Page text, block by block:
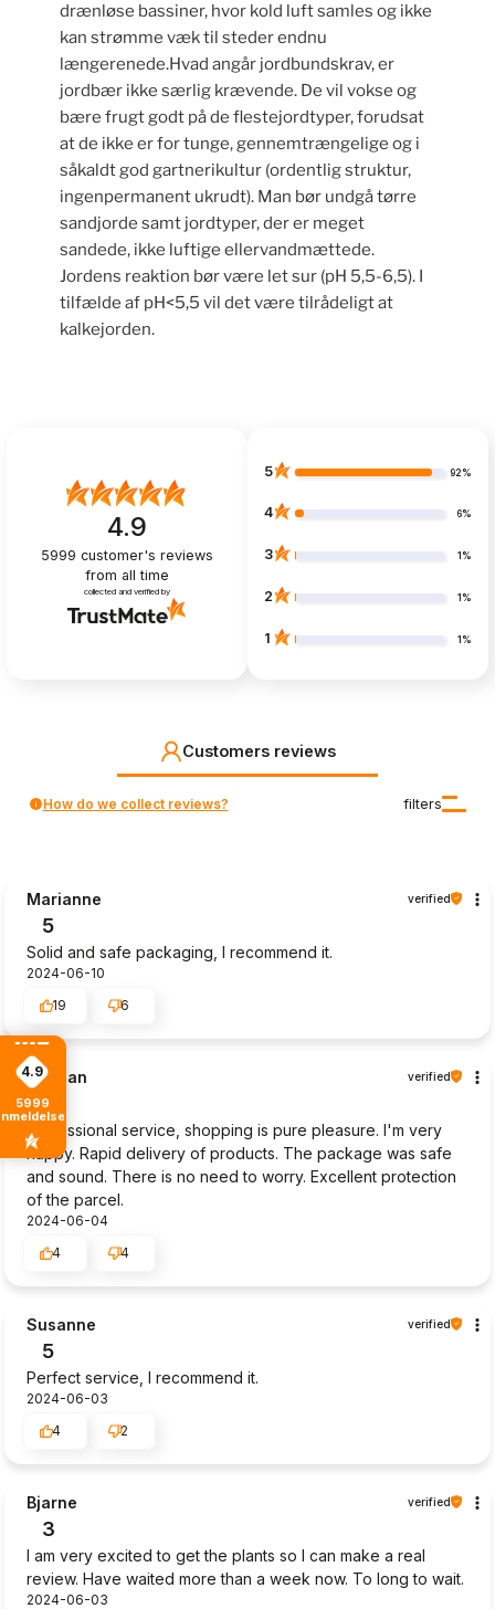
drænløse bassiner, hvor kold luft samles og ikke
kan strømme væk til steder endnu
længerenede.Hvad angår jordbundskrav, er
jordbær ikke særlig krævende. De vil vokse og
bære frugt godt på de flestejordtyper, forudsat
at de ikke er for tunge, gennemtrængelige og i
såkaldt god gartnerikultur (ordentlig struktur,
ingenpermanent ukrudt). Man bør undgå tørre
sandjorde samt jordtyper, der er meget
sandede, ikke luftige ellervandmættede.
Jordens reaktion bør være let sur (pH 5,5-6,5). I
tilfælde af pH<5,5 vil det være tilrådeligt at
kalkejorden.
4.9
5999 customer's reviews
from all time
collected and verified by
5 92%
4 6%
3 1%
2 1%
1 1%
Customers reviews
filters
How do we collect reviews?
Marianne verified
5
Solid and safe packaging, I recommend it.
2024-06-10
19
6
Kristian verified
5
Professional service, shopping is pure pleasure. I'm very
happy. Rapid delivery of products. The package was safe
and sound. There is no need to worry. Excellent protection
of the parcel.
2024-06-04
4
4
Susanne verified
5
Perfect service, I recommend it.
2024-06-03
4
2
Bjarne verified
3
I am very excited to get the plants so I can make a real
review. Have waited more than a week now. To long to wait.
2024-06-03
4.9
5999